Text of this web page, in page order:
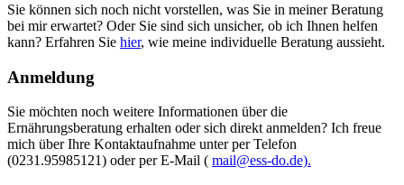
Sie können sich noch nicht vorstellen, was Sie in meiner Beratung
bei mir erwartet? Oder Sie sind sich unsicher, ob ich Ihnen helfen
kann? Erfahren Sie hier, wie meine individuelle Beratung aussieht.
Anmeldung
Sie möchten noch weitere Informationen über die
Ernährungsberatung erhalten oder sich direkt anmelden? Ich freue
mich über Ihre Kontaktaufnahme unter per Telefon
(0231.95985121) oder per E-Mail ( mail@ess-do.de).